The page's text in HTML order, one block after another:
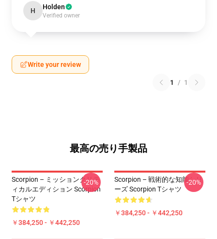
H Holden
Verified owner
Write your review
1 / 1
最高の売り手製品
Scorpion – ミッションクリテ
ィカルエディション Scorpion
Tシャツ
￥384,250 - ￥442,250
-20%
Scorpion – 戦術的な知能シリ
ーズ Scorpion Tシャツ
￥384,250 - ￥442,250
-20%